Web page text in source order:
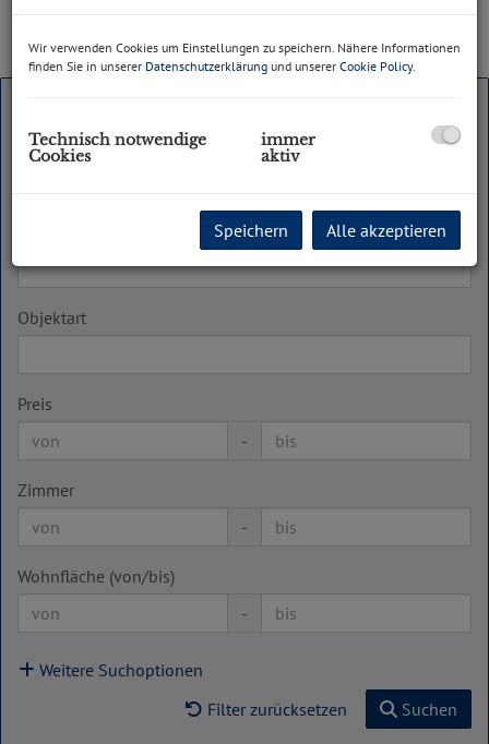
Alle
Miete
Objektart
Preis
-
Zimmer
-
Wohnfläche (von/bis)
-
Weitere Suchoptionen
Filter zurücksetzen
Suchen
Wir verwenden Cookies um Einstellungen zu speichern. Nähere Informationen
finden Sie in unserer Datenschutzerklärung und unserer Cookie Policy.
Technisch notwendige
Cookies
immer
aktiv
Speichern Alle akzeptieren